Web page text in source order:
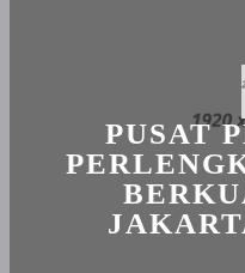
PUSAT